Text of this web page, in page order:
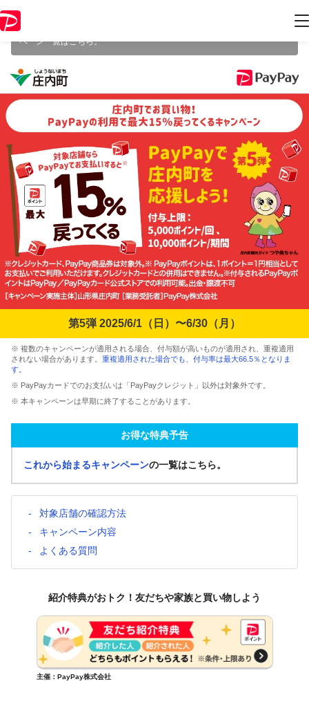
ジ内の情報はキャンペーン終了時点のものになります。
ペーン一覧はこちら。
第5弾 2025/6/1（日）〜6/30（月）
※ 複数のキャンペーンが適用される場合、付与額が高いものが適用され、重複適用
されない場合があります。 重複適用された場合でも、付与率は最大66.5％となりま
す。
※ PayPayカードでのお支払いは「PayPayクレジット」以外は対象外です。
※ 本キャンペーンは早期に終了することがあります。
お得な特典予告
これから始まるキャンペーンの一覧はこちら。
対象店舗の確認方法
キャンペーン内容
よくある質問
紹介特典がおトク！友だちや家族と買い物しよう
主催：PayPay株式会社